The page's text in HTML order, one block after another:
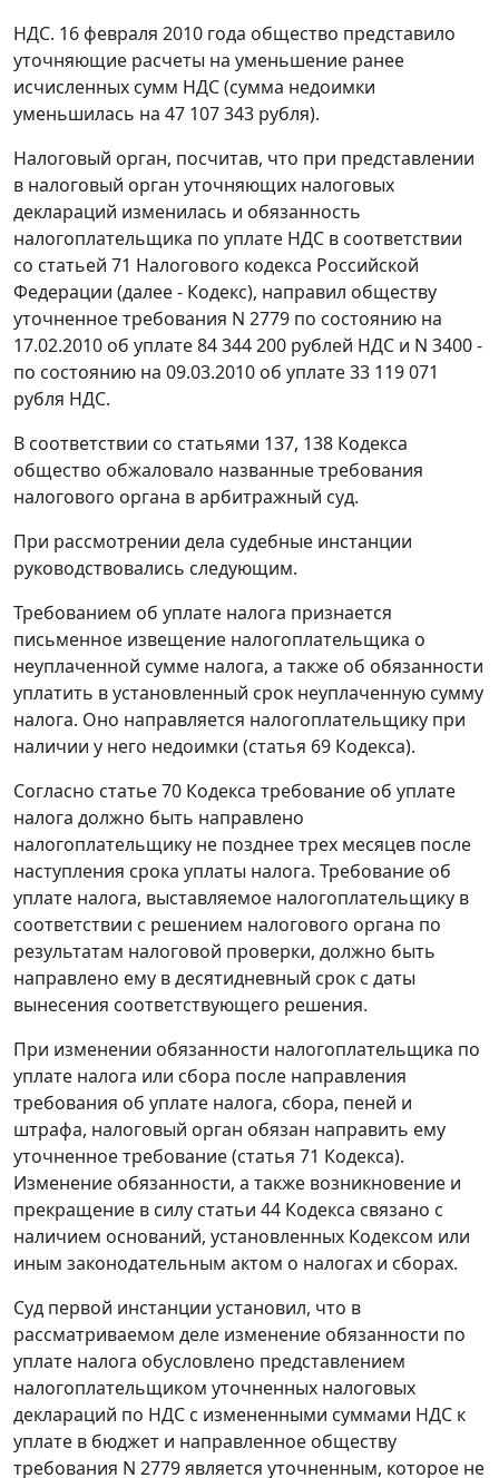
НДС. 16 февраля 2010 года общество представило
уточняющие расчеты на уменьшение ранее
исчисленных сумм НДС (сумма недоимки
уменьшилась на 47 107 343 рубля).
Налоговый орган, посчитав, что при представлении
в налоговый орган уточняющих налоговых
деклараций изменилась и обязанность
налогоплательщика по уплате НДС в соответствии
со статьей 71 Налогового кодекса Российской
Федерации (далее - Кодекс), направил обществу
уточненное требования N 2779 по состоянию на
17.02.2010 об уплате 84 344 200 рублей НДС и N 3400 -
по состоянию на 09.03.2010 об уплате 33 119 071
рубля НДС.
В соответствии со статьями 137, 138 Кодекса
общество обжаловало названные требования
налогового органа в арбитражный суд.
При рассмотрении дела судебные инстанции
руководствовались следующим.
Требованием об уплате налога признается
письменное извещение налогоплательщика о
неуплаченной сумме налога, а также об обязанности
уплатить в установленный срок неуплаченную сумму
налога. Оно направляется налогоплательщику при
наличии у него недоимки (статья 69 Кодекса).
Согласно статье 70 Кодекса требование об уплате
налога должно быть направлено
налогоплательщику не позднее трех месяцев после
наступления срока уплаты налога. Требование об
уплате налога, выставляемое налогоплательщику в
соответствии с решением налогового органа по
результатам налоговой проверки, должно быть
направлено ему в десятидневный срок с даты
вынесения соответствующего решения.
При изменении обязанности налогоплательщика по
уплате налога или сбора после направления
требования об уплате налога, сбора, пеней и
штрафа, налоговый орган обязан направить ему
уточненное требование (статья 71 Кодекса).
Изменение обязанности, а также возникновение и
прекращение в силу статьи 44 Кодекса связано с
наличием оснований, установленных Кодексом или
иным законодательным актом о налогах и сборах.
Суд первой инстанции установил, что в
рассматриваемом деле изменение обязанности по
уплате налога обусловлено представлением
налогоплательщиком уточненных налоговых
деклараций по НДС с измененными суммами НДС к
уплате в бюджет и направленное обществу
требования N 2779 является уточненным, которое не